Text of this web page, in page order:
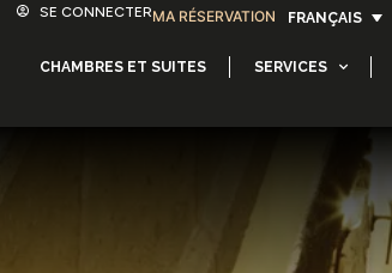
SE CONNECTERMA RÉSERVATION FRANÇAIS
CHAMBRES ET SUITES SERVICES